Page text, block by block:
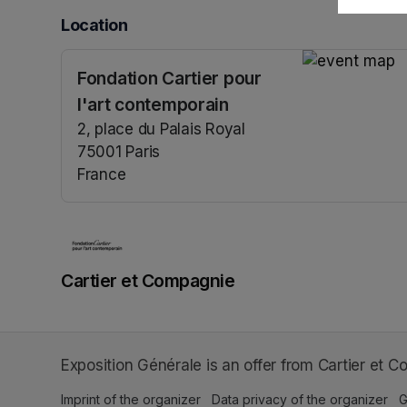
Location
Fondation Cartier pour
l'art contemporain
2, place du Palais Royal
75001 Paris
France
Cartier et Compagnie
Exposition Générale is an offer from Cartier et
Imprint of the organizer (opens in a new tab)
Data privacy of the organizer